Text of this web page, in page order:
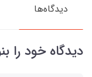
دیدگاه‌ها
دیدگاه خود را